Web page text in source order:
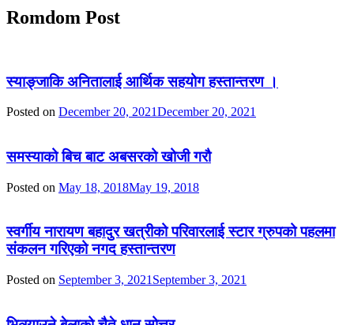
Romdom Post
स्याङ्जाकि अनितालाई आर्थिक सहयोग हस्तान्तरण ।
Posted on December 20, 2021December 20, 2021
समस्याको बिच बाट अबसरको खोजी गरौ
Posted on May 18, 2018May 19, 2018
स्वर्गीय नारायण बहादुर खत्रीको परिवारलाई स्टार ग्रुपको पहलमा
संकलन गरिएको नगद हस्तान्तरण
Posted on September 3, 2021 September 3, 2021